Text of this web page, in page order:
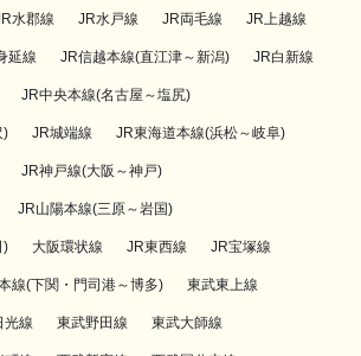
水郡線 JR水戸線 JR両毛線 JR上越線
延線 JR信越本線(直江津～新潟) JR白新線
JR中央本線(名古屋～塩尻)
) JR城端線 JR東海道本線(浜松～岐阜)
JR神戸線(大阪～神戸)
JR山陽本線(三原～岩国)
) 大阪環状線 JR東西線 JR宝塚線
線(下関・門司港～博多) 東武東上線
光線 東武野田線 東武大師線